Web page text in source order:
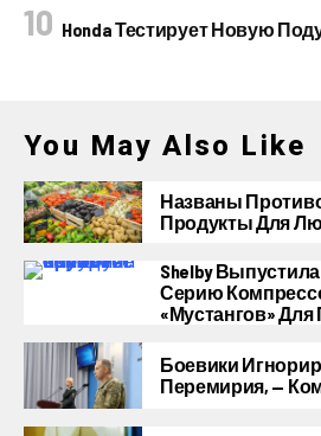
Honda Тестирует Новую
You May Also Like
Названы
Продукты Для
Shelby
Серию
«Мустангов» Для
Боевики
Перемирия, —